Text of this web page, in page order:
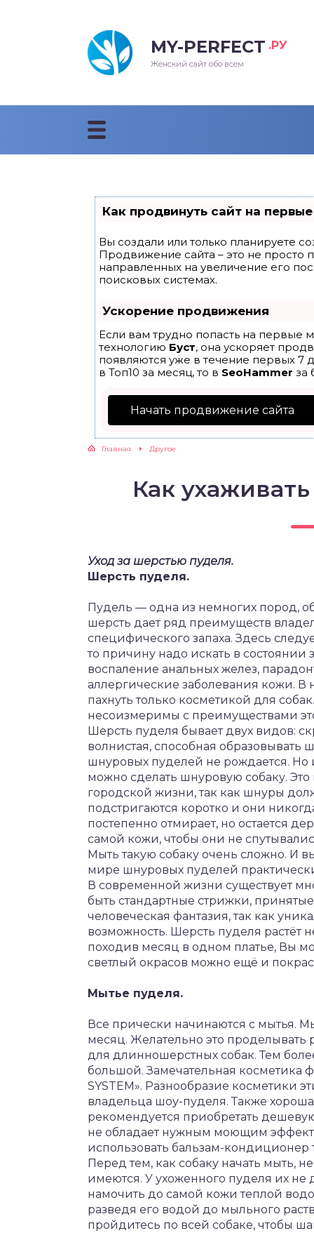
MY-PERFECT .РУ
Женский сайт обо всем
Как продвинуть сайт на
Вы создали или только планируете
Продвижение сайта – это не просто
направленных на увеличение его
поисковых системах.
Ускорение продвижения
Если вам трудно попасть на первые
технологию Буст, она ускоряет
появляются уже в течение первых 7
в Топ10 за месяц, то в SeoHammer за
Начать продвижение сайта
Главная Другое
Как
Уход за шерстью пуделя.
Шерсть пуделя.
Пудель — одна из немногих пород,
шерсть дает ряд преимуществ
специфического запаха. Здесь
то причину надо искать в
воспаление анальных желез,
аллергические заболевания кожи.
пахнуть только косметикой для
несоизмеримы с преимуществами
Шерсть пуделя бывает двух видов:
волнистая, способная образовывать
шнуровых пуделей не рождается. Но
можно сделать шнуровую собаку.
городской жизни, так как шнуры
подстригаются коротко и они
постепенно отмирает, но остается
самой кожи, чтобы они не
Мыть такую собаку очень сложно. И
мире шнуровых пуделей
В современной жизни существует
быть стандартные стрижки,
человеческая фантазия, так как
возможность. Шерсть пуделя растёт
походив месяц в одном платье, Вы
светлый окрасов можно ещё и
Мытье пуделя.
Все прически начинаются с мытья.
месяц. Желательно это
для длинношерстных собак. Тем
большой. Замечательная косметика
SYSTEM». Разнообразие косметики
владельца шоу-пуделя. Также хороша
рекомендуется приобретать
не обладает нужным моющим
использовать бальзам-
Перед тем, как собаку начать мыть,
имеются. У ухоженного пуделя их не
намочить до самой кожи теплой
разведя его водой до мыльного
пройдитесь по всей собаке, чтобы
прически 2018
стрижки 2018